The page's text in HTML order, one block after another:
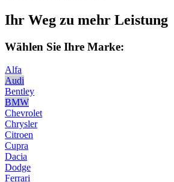
Ihr Weg zu mehr Leistung
Wählen Sie Ihre Marke:
Alfa
Audi
Bentley
BMW
Chevrolet
Chrysler
Citroen
Cupra
Dacia
Dodge
Ferrari